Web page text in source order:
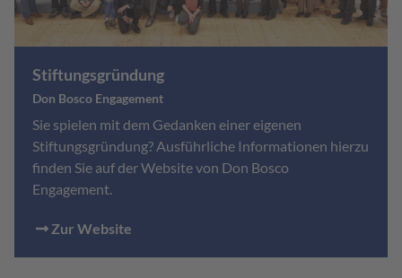
Stiftungsgründung
Don Bosco Engagement
Sie spielen mit dem Gedanken einer eigenen
Stiftungsgründung? Ausführliche Informationen hierzu
finden Sie auf der Website von Don Bosco
Engagement.
Zur Website